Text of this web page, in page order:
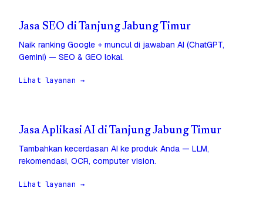
Jasa SEO di Tanjung Jabung Timur
Naik ranking Google + muncul di jawaban AI (ChatGPT,
Gemini) — SEO & GEO lokal.
Lihat layanan →
Jasa Aplikasi AI di Tanjung Jabung Timur
Tambahkan kecerdasan AI ke produk Anda — LLM,
rekomendasi, OCR, computer vision.
Lihat layanan →